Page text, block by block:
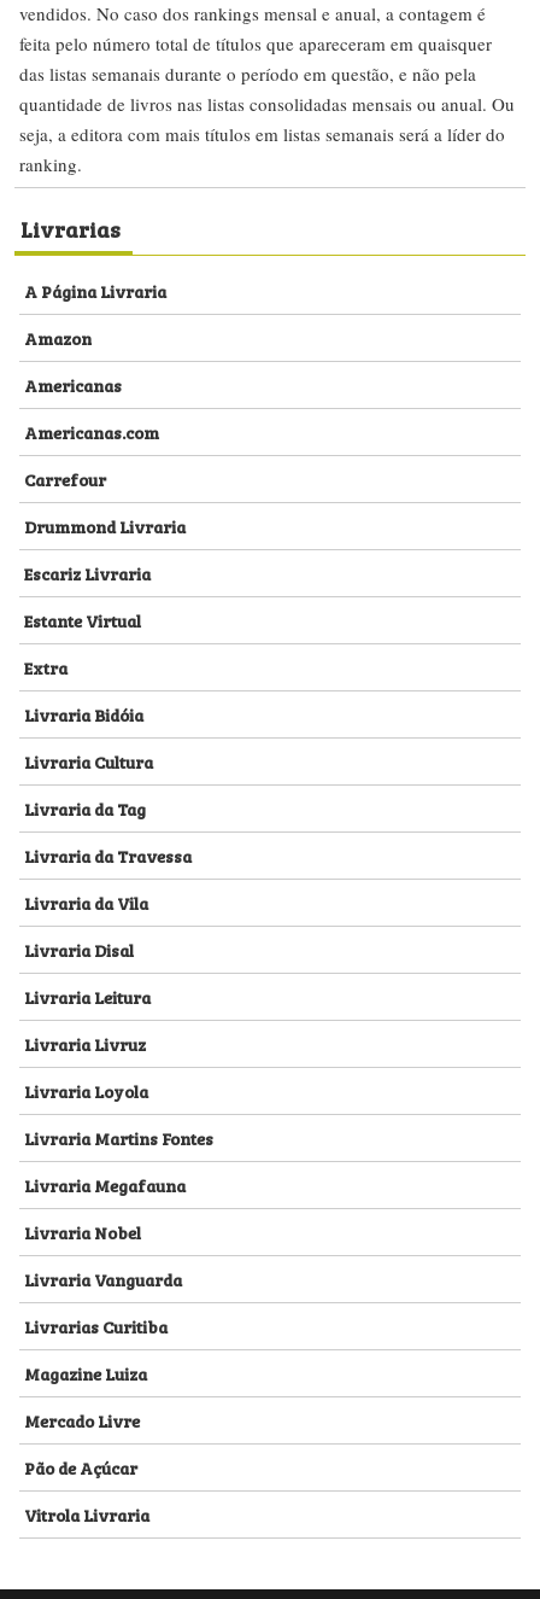
vendidos. No caso dos rankings mensal e anual, a contagem é
feita pelo número total de títulos que apareceram em quaisquer
das listas semanais durante o período em questão, e não pela
quantidade de livros nas listas consolidadas mensais ou anual. Ou
seja, a editora com mais títulos em listas semanais será a líder do
ranking.
Livrarias
A Página Livraria
Amazon
Americanas
Americanas.com
Carrefour
Drummond Livraria
Escariz Livraria
Estante Virtual
Extra
Livraria Bidóia
Livraria Cultura
Livraria da Tag
Livraria da Travessa
Livraria da Vila
Livraria Disal
Livraria Leitura
Livraria Livruz
Livraria Loyola
Livraria Martins Fontes
Livraria Megafauna
Livraria Nobel
Livraria Vanguarda
Livrarias Curitiba
Magazine Luiza
Mercado Livre
Pão de Açúcar
Vitrola Livraria